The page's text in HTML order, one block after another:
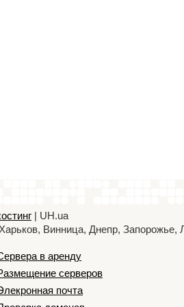
| UH.ua
Харьков, Винница, Днепр,
в аренду
серверов
почта